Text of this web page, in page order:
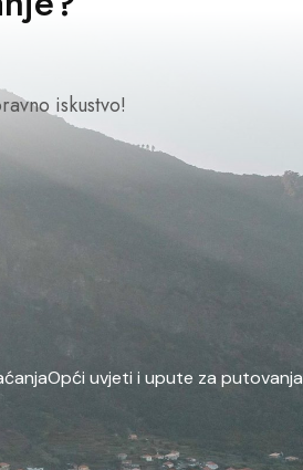
iskustvo!
Opći uvjeti i upute za putovanja